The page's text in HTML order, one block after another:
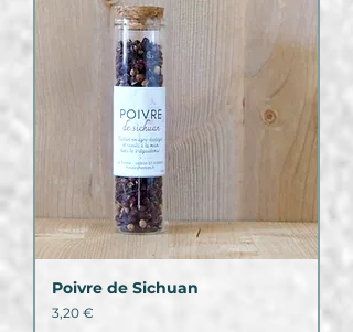
Poivre de Sichuan
Prix
3,20 €